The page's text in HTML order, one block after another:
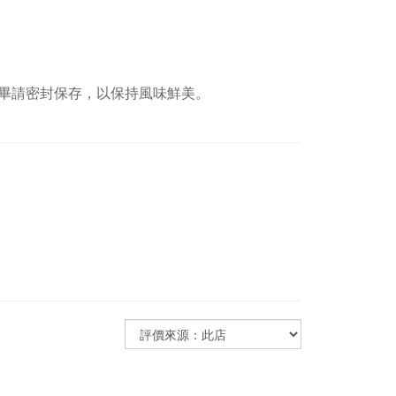
密封保存，以保持風味鮮美。